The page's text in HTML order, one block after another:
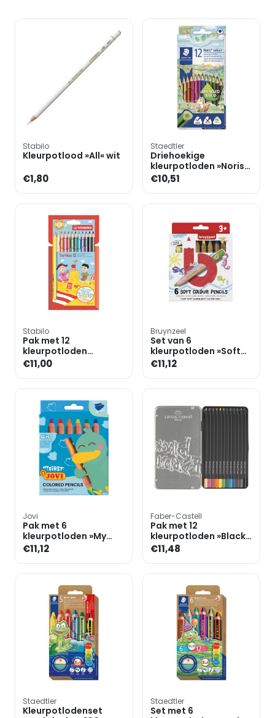
Stabilo
Kleurpotlood »All« wit
€1,80
Staedtler
Driehoekige
kleurpotloden »Noris
colour«
€10,51
Stabilo
Pak met 12
kleurpotloden
»Trio&reg; dik«
€11,00
Bruynzeel
Set van 6
kleurpotloden »Soft
Colour«
€11,12
Jovi
Pak met 6
kleurpotloden »My
First 4in1« +
puntenslijper
€11,12
Faber-Castell
Pak met 12
kleurpotloden »Black
Edition« metalen etui
€11,48
Staedtler
Kleurpotlodenset
Staedtler
Set met 6